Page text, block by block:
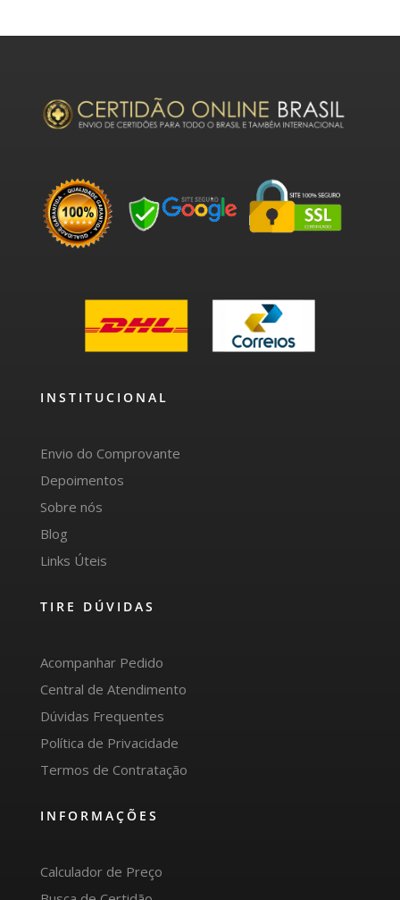
INSTITUCIONAL
Envio do Comprovante
Depoimentos
Sobre nós
Blog
Links Úteis
TIRE DÚVIDAS
Acompanhar Pedido
Central de Atendimento
Dúvidas Frequentes
Política de Privacidade
Termos de Contratação
INFORMAÇÕES
Calculador de Preço